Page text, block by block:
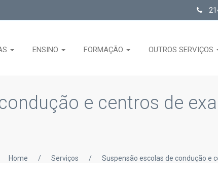
ENSINO FORMAÇÃO OUTROS SERVIÇOS
e centros de
Home / Serviços / Suspensão escolas de condução e